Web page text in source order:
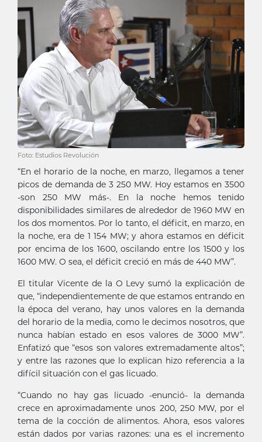
Foto: Estudios Revolución
“En el horario de la noche, en marzo, llegamos a tener
picos de demanda de 3 250 MW. Hoy estamos en 3500
-son 250 MW más-. En la noche hemos tenido
disponibilidades similares de alrededor de 1960 MW en
los dos momentos. Por lo tanto, el déficit, en marzo, en
la noche, era de 1 154 MW; y ahora estamos en déficit
por encima de los 1600, oscilando entre los 1500 y los
1600 MW. O sea, el déficit creció en más de 440 MW”.
El titular Vicente de la O Levy sumó la explicación de
que, “independientemente de que estamos entrando en
la época del verano, hay unos valores en la demanda
del horario de la media, como le decimos nosotros, que
nunca habían estado en esos valores de 3000 MW”.
Enfatizó que “esos son valores extremadamente altos”;
y entre las razones que lo explican hizo referencia a la
difícil situación con el gas licuado.
“Cuando no hay gas licuado -enunció- la demanda
crece en aproximadamente unos 200, 250 MW, por el
tema de la cocción de alimentos. Ahora, esos valores
están dados por varias razones: una es el incremento